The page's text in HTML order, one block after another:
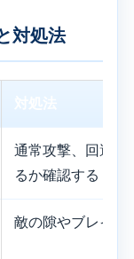
対処法
対処法
通常攻撃、回避反
るか確認する
敵の隙やブレイク